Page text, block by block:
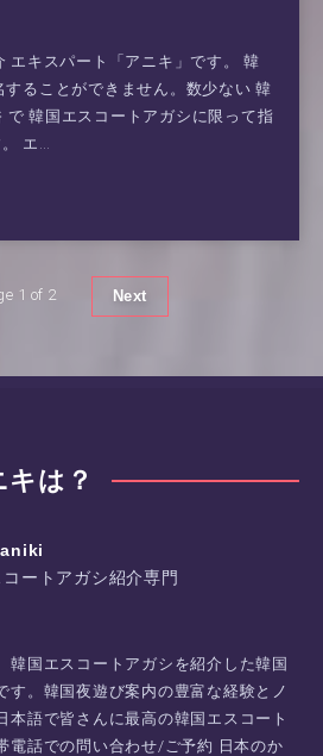
エキスパート「アニキ」です。 韓
することができません。数少ない 韓
で 韓国エスコートアガシに限って指
エ…
1 of 2 Next
は？
ートアガシ紹介専門
韓国エスコートアガシを紹介した韓国
す。韓国夜遊び案内の豊富な経験とノ
本語で皆さんに最高の韓国エスコート
電話での問い合わせ/ご予約 日本のか